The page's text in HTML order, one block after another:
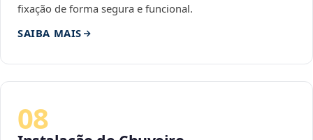
fixação de forma segura e funcional.
SAIBA MAIS
08